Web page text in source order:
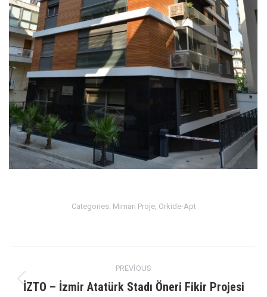
Categories: Mimari Proje, Orkide-Apt
navigation
PREVIOUS
Previous
İZTO – İzmir Atatürk Stadı Öneri Fikir Projesi